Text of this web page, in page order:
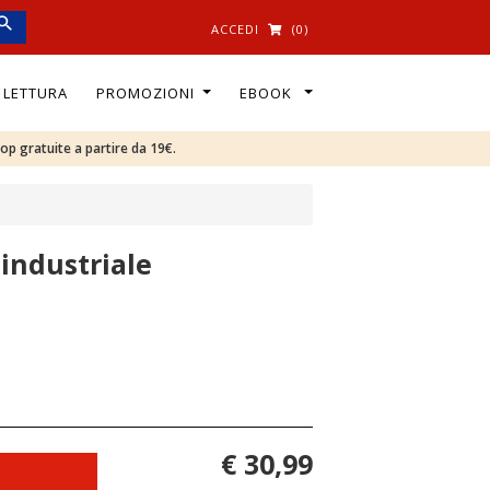
ACCEDI (0)
PROMOZIONI EBOOK
gratuite a partire da 19€.
€ 30,99